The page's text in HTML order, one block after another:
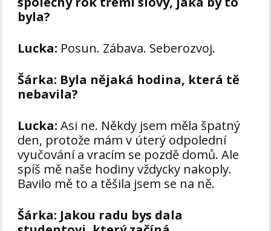
byla?
Lucka: Posun. Zábava. Seberozvoj.
Šárka: Byla nějaká hodina, která tě
nebavila?
Lucka: Asi ne. Někdy jsem měla špatný
den, protože mám v úterý odpolední
vyučování a vracím se pozdě domů. Ale
spíš mě naše hodiny vždycky nakoply.
Bavilo mě to a těšila jsem se na ně.
Šárka: Jakou radu bys dala